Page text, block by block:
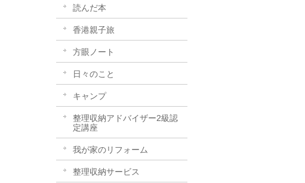
読んだ本
香港親子旅
方眼ノート
日々のこと
キャンプ
整理収納アドバイザー2級認
定講座
我が家のリフォーム
整理収納サービス